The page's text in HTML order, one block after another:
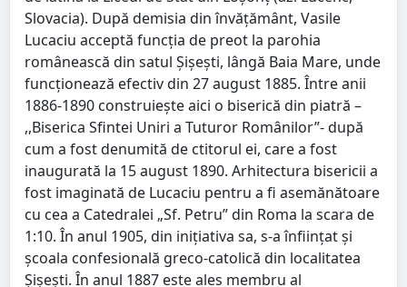
Slovacia). După demisia din învăţământ, Vasile
Lucaciu acceptă funcţia de preot la parohia
românească din satul Şişeşti, lângă Baia Mare, unde
funcţionează efectiv din 27 august 1885. Între anii
1886-1890 construieşte aici o biserică din piatră –
,,Biserica Sfintei Uniri a Tuturor Românilor”- după
cum a fost denumită de ctitorul ei, care a fost
inaugurată la 15 august 1890. Arhitectura bisericii a
fost imaginată de Lucaciu pentru a fi asemănătoare
cu cea a Catedralei „Sf. Petru” din Roma la scara de
1:10. În anul 1905, din iniţiativa sa, s-a înfiinţat şi
şcoala confesională greco-catolică din localitatea
Şişeşti. În anul 1887 este ales membru al